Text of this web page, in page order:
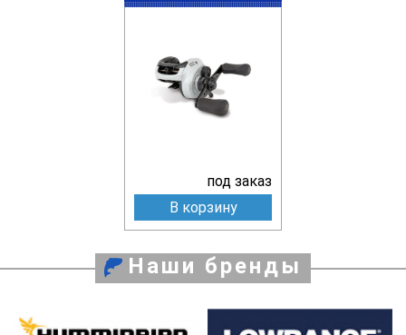
под заказ
В корзину
Наши бренды